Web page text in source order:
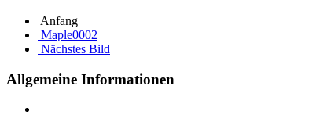
Anfang
Maple0002
Nächstes Bild
Allgemeine Informationen